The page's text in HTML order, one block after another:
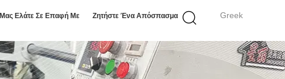
Greek
Μας Ελάτε Σε Επαφή Με Ζητήστε Ένα Απόσπασμα